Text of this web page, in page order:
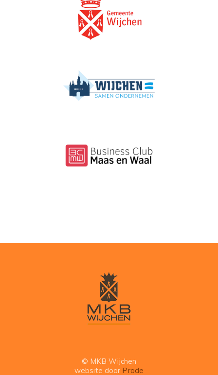
© MKB Wijchen
website door Prode